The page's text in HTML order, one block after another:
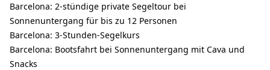
Barcelona: 2-stündige private Segeltour bei
Sonnenuntergang für bis zu 12 Personen
Barcelona: 3-Stunden-Segelkurs
Barcelona: Bootsfahrt bei Sonnenuntergang mit Cava und
Snacks